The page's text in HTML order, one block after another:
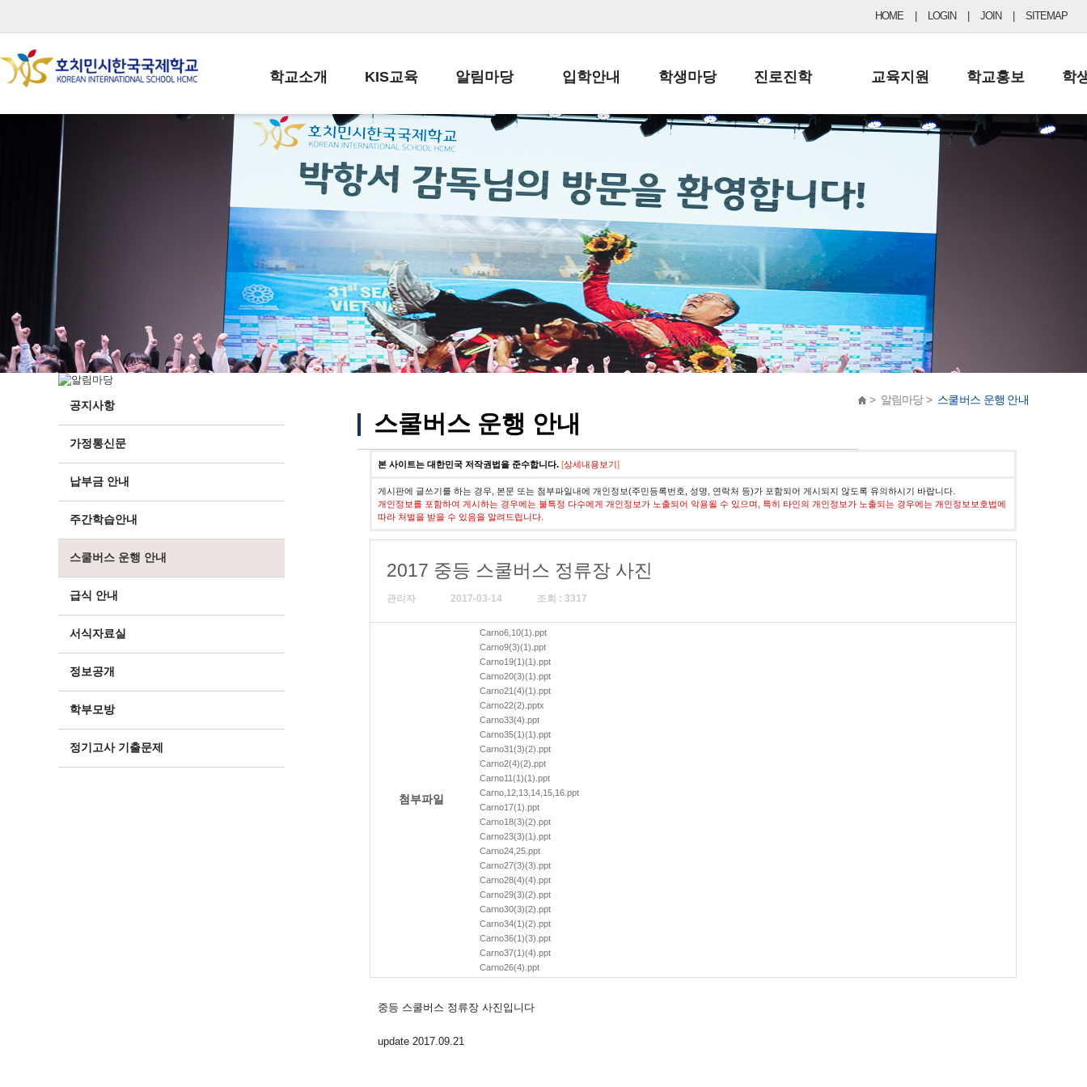
HOME LOGIN JOIN SITEMAP
학교소개
학교장인사말
학교상징
학교연혁
교직원현황
학생현황
위치/전화
전경사진
KIS교육
교육목표
학사일정
일과시간표
성과평가자료
알림마당
공지사항
납부금 안내
스쿨버스 운행 안내
급식안내
서식자료실
학부모방
정기고사 기출문제
입학안내
전-편입 서류양식
입학금/수업료
교복구입안내
학생마당
학생생활규정
학교신문
자율진로동아리
유초등 소식지
진로진학
공지사항 및 입시자료
드림레터
교육지원
행정실
학교운영위원회
학교건축기금
학교홍보
보도자료
학
공지사항
가정통신문
납부금 안내
주간학습안내
스쿨버스 운행 안내
급식 안내
서식자료실
정보공개
학부모방
정기고사 기출문제
> 알림마당 > 스쿨버스 운행 안내
스쿨버스 운행 안내
본 사이트는 대한민국 저작권법을 준수합니다. [상세내용보기]
게시판에 글쓰기를 하는 경우, 본문 또는 첨부파일내에 개인정보(주민등록번호, 성명, 연락처 등)가 포함되어 게시되지 않도록 유의하시기 바랍니다.
개인정보를 포함하여 게시하는 경우에는 불특정 다수에게 개인정보가 노출되어 악용될 수 있으며, 특히 타인의 개인정보가 노출되는 경우에는 개인정보보호법에
따라 처벌을 받을 수 있음을 알려드립니다.
2017 중등 스쿨버스 정류장 사진
관리자 2017-03-14 조회 : 3317
첨부파일
Carno6,10(1).ppt
Carno9(3)(1).ppt
Carno19(1)(1).ppt
Carno20(3)(1).ppt
Carno21(4)(1).ppt
Carno22(2).pptx
Carno33(4).ppt
Carno35(1)(1).ppt
Carno31(3)(2).ppt
Carno2(4)(2).ppt
Carno11(1)(1).ppt
Carno,12,13,14,15,16.ppt
Carno17(1).ppt
Carno18(3)(2).ppt
Carno23(3)(1).ppt
Carno24,25.ppt
Carno27(3)(3).ppt
Carno28(4)(4).ppt
Carno29(3)(2).ppt
Carno30(3)(2).ppt
Carno34(1)(2).ppt
Carno36(1)(3).ppt
Carno37(1)(4).ppt
Carno26(4).ppt
중등 스쿨버스 정류장 사진입니다
update 2017.09.21